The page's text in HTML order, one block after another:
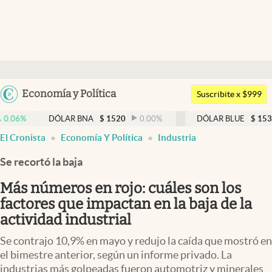
Argentina
Uruguay
Economía y Política
Members
Economía y Política
Finanzas y Mercados
Mercados Online
Negocios
Columnistas
Apertura
Suscribite x $999
DÓLAR BNA $ 1520 0.00% DÓLAR BLUE $ 1530 -0.65
El Cronista Economía Y Política Industria
Se recortó la baja
Más números en rojo: cuáles son los
factores que impactan en la baja de la
actividad industrial
Se contrajo 10,9% en mayo y redujo la caída que mostró en
el bimestre anterior, según un informe privado. La
industrias más golpeadas fueron automotriz y minerales